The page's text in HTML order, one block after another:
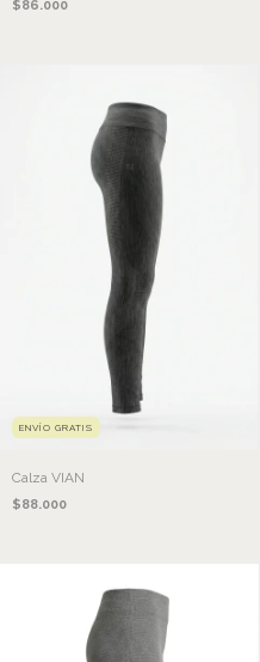
$86.000
ENVÍO GRATIS
Calza VIAN
$88.000